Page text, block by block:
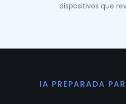
dispositivos que
IA PREPARADA